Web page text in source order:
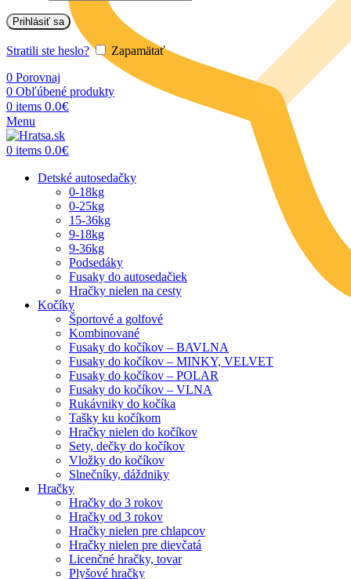
Prihlásiť sa
Stratili ste heslo?
Zapamätať
0 Porovnaj
0 Obľúbené produkty
0 items 0.0€
Menu
0 items 0.0€
Detské autosedačky
0-18kg
0-25kg
15-36kg
9-18kg
9-36kg
Podsedáky
Fusaky do autosedačiek
Hračky nielen na cesty
Kočíky
Športové a golfové
Kombinované
Fusaky do kočíkov – BAVLNA
Fusaky do kočíkov – MINKY, VELVET
Fusaky do kočíkov – POLAR
Fusaky do kočíkov – VLNA
Rukávniky do kočíka
Tašky ku kočíkom
Hračky nielen do kočíkov
Sety, dečky do kočíkov
Vložky do kočíkov
Slnečníky, dáždniky
Hračky
Hračky do 3 rokov
Hračky od 3 rokov
Hračky nielen pre chlapcov
Hračky nielen pre dievčatá
Licenčné hračky, tovar
Plyšové hračky